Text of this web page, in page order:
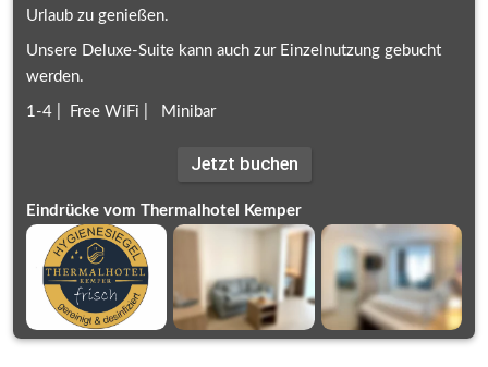
Urlaub zu genießen.
Unsere Deluxe-Suite kann auch zur Einzelnutzung gebucht
werden.
1-4 |  Free WiFi |   Minibar
Jetzt buchen
Eindrücke vom Thermalhotel Kemper